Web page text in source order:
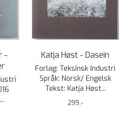
-
Katja Høst - Dasein
Forlag: Teksinsk Industri
Språk: Norsk/ Engelsk
Tekst: Katja Høst...
299,-